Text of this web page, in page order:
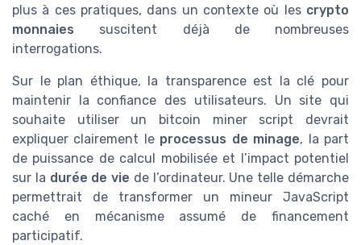
plus à ces pratiques, dans un contexte où les crypto
monnaies suscitent déjà de nombreuses
interrogations.
Sur le plan éthique, la transparence est la clé pour
maintenir la confiance des utilisateurs. Un site qui
souhaite utiliser un bitcoin miner script devrait
expliquer clairement le processus de minage, la part
de puissance de calcul mobilisée et l’impact potentiel
sur la durée de vie de l’ordinateur. Une telle démarche
permettrait de transformer un mineur JavaScript
caché en mécanisme assumé de financement
participatif.